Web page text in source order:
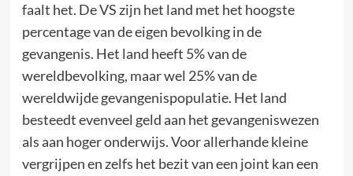
faalt het. De VS zijn het land met het hoogste
percentage van de eigen bevolking in de
gevangenis. Het land heeft 5% van de
wereldbevolking, maar wel 25% van de
wereldwijde gevangenispopulatie. Het land
besteedt evenveel geld aan het gevangeniswezen
als aan hoger onderwijs. Voor allerhande kleine
vergrijpen en zelfs het bezit van een joint kan een